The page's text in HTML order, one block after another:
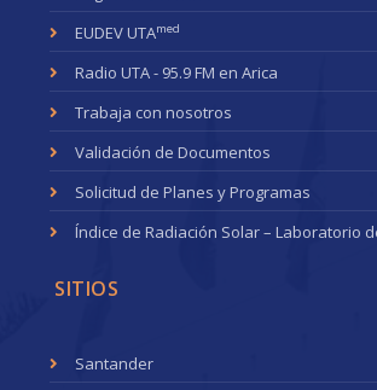
EUDEV UTAmed
Radio UTA - 95.9 FM en Arica
Trabaja con nosotros
Validación de Documentos
Solicitud de Planes y Programas
Índice de Radiación Solar – Laboratorio
SITIOS
Santander